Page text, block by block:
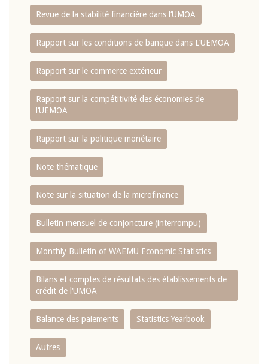
Revue de la stabilité financière dans l‘UMOA
Rapport sur les conditions de banque dans L‘UEMOA
Rapport sur le commerce extérieur
Rapport sur la compétitivité des économies de
l‘UEMOA
Rapport sur la politique monétaire
Note thématique
Note sur la situation de la microfinance
Bulletin mensuel de conjoncture (interrompu)
Monthly Bulletin of WAEMU Economic Statistics
Bilans et comptes de résultats des établissements de
crédit de l‘UMOA
Balance des paiements Statistics Yearbook
Autres